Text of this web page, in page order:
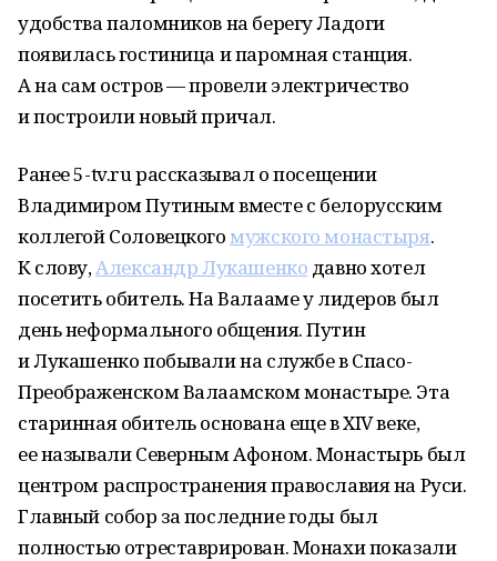
удобства паломников на берегу Ладоги
появилась гостиница и паромная станция.
А на сам остров — провели электричество
и построили новый причал.
Ранее 5-tv.ru рассказывал о посещении
Владимиром Путиным вместе с белорусским
коллегой Соловецкогомужского монастыря.
К слову,Александр Лукашенко давно хотел
посетить обитель. На Валааме у лидеров был
день неформального общения. Путин
и Лукашенко побывали на службе в Спасо-
Преображенском Валаамском монастыре. Эта
старинная обитель основана еще в XIV веке,
ее называли Северным Афоном. Монастырь был
центром распространения православия на Руси.
Главный собор за последние годы был
полностью отреставрирован. Монахи показали